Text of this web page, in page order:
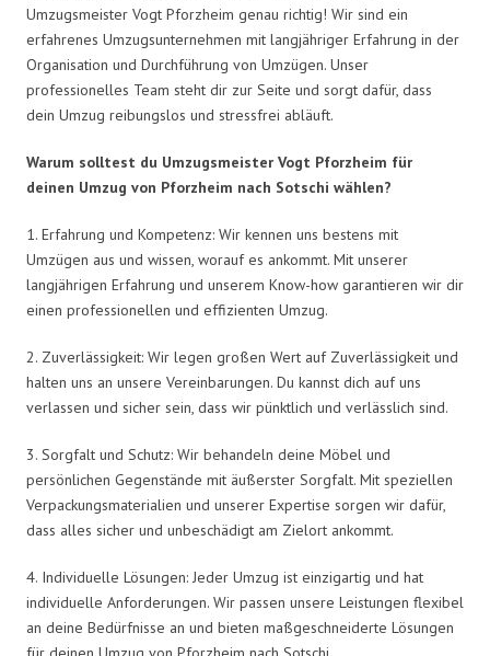
Umzugsmeister Vogt Pforzheim genau richtig! Wir sind ein
erfahrenes Umzugsunternehmen mit langjähriger Erfahrung in der
Organisation und Durchführung von Umzügen. Unser
professionelles Team steht dir zur Seite und sorgt dafür, dass
dein Umzug reibungslos und stressfrei abläuft.
Warum solltest du Umzugsmeister Vogt Pforzheim für
deinen Umzug von Pforzheim nach Sotschi wählen?
1. Erfahrung und Kompetenz: Wir kennen uns bestens mit
Umzügen aus und wissen, worauf es ankommt. Mit unserer
langjährigen Erfahrung und unserem Know-how garantieren wir dir
einen professionellen und effizienten Umzug.
2. Zuverlässigkeit: Wir legen großen Wert auf Zuverlässigkeit und
halten uns an unsere Vereinbarungen. Du kannst dich auf uns
verlassen und sicher sein, dass wir pünktlich und verlässlich sind.
3. Sorgfalt und Schutz: Wir behandeln deine Möbel und
persönlichen Gegenstände mit äußerster Sorgfalt. Mit speziellen
Verpackungsmaterialien und unserer Expertise sorgen wir dafür,
dass alles sicher und unbeschädigt am Zielort ankommt.
4. Individuelle Lösungen: Jeder Umzug ist einzigartig und hat
individuelle Anforderungen. Wir passen unsere Leistungen flexibel
an deine Bedürfnisse an und bieten maßgeschneiderte Lösungen